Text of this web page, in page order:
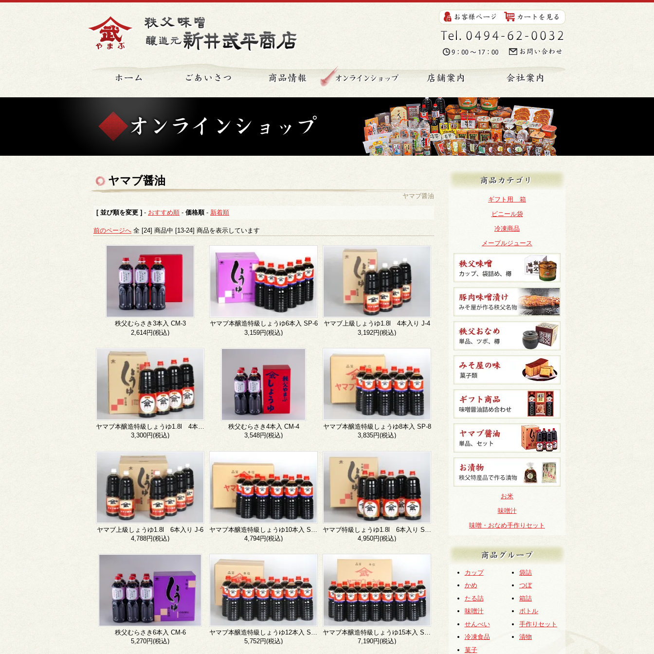
時間. 9:00～17:00
ホーム ごあいさつ 商品情報 オンラインショップ 店舗案内
ヤマブ醤油
ヤマブ醤油
[ 並び順を変更 ] - おすすめ順 - 価格順- 新着順
前のページへ 全 [24] 商品中 [13-24] 商品を表示しています
秩父むらさき3本入 CM-3
2,614円(税込)
ヤマブ本醸造特級しょうゆ6本入 SP-6
3,159円(税込)
ヤマブ上級しょうゆ1.8l 4本入り J-4
3,192円(税込)
3,300円(税込)
秩父むらさき4本入 CM-4
3,548円(税込)
ヤマブ本醸造特級しょうゆ8本入 SP-8
3,835円(税込)
ヤマブ上級しょうゆ1.8l 6本入り J-6
4,788円(税込)
4,794円(税込)
4,950円(税込)
秩父むらさき6本入 CM-6
5,270円(税込)
ヤマブ本醸造特級しょうゆ12本入 SP-12
5,752円(税込)
ヤマブ本醸造特級しょうゆ15本入 SP-15
7,190円(税込)
ギフト用 箱
ビニール袋
冷凍商品
メープルジュース
お米
味噌汁
味噌・おなめ手作りセット
カップ
袋詰
かめ
つぼ
たる詰
箱詰
味噌汁
ボトル
せんべい
手作りセット
冷凍食品
漬物
菓子